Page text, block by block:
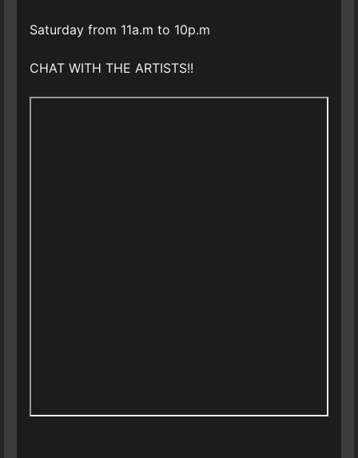
Saturday from 11a.m to 10p.m
CHAT WITH THE ARTISTS!!